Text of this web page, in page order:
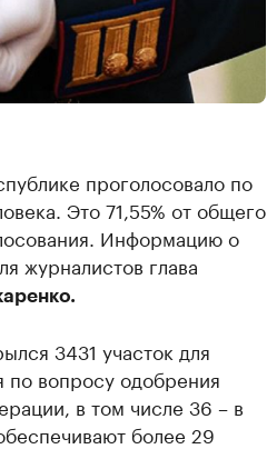
проголосовало по
Это 71,55% от общего
Информацию о
журналистов глава
3431 участок для
по вопросу одобрения
в том числе 36 – в
более 29